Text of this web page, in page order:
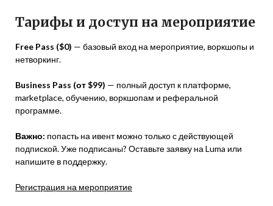
Тарифы и доступ на мероприятие
Free Pass ($0) — базовый вход на мероприятие, воркшопы и
нетворкинг.
Business Pass (от $99) — полный доступ к платформе,
marketplace, обучению, воркшопам и реферальной
программе.
Важно: попасть на ивент можно только с действующей
подпиской. Уже подписаны? Оставьте заявку на Luma или
напишите в поддержку.
Регистрация на мероприятие